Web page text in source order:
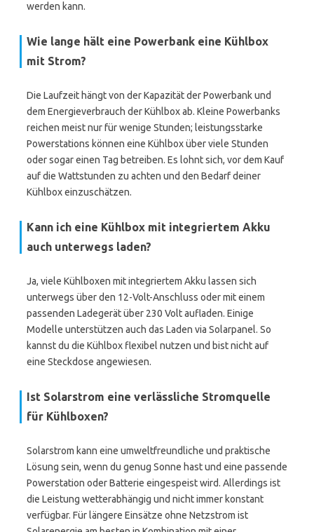
werden kann.
Wie lange hält eine Powerbank eine Kühlbox
mit Strom?
Die Laufzeit hängt von der Kapazität der Powerbank und
dem Energieverbrauch der Kühlbox ab. Kleine Powerbanks
reichen meist nur für wenige Stunden; leistungsstarke
Powerstations können eine Kühlbox über viele Stunden
oder sogar einen Tag betreiben. Es lohnt sich, vor dem Kauf
auf die Wattstunden zu achten und den Bedarf deiner
Kühlbox einzuschätzen.
Kann ich eine Kühlbox mit integriertem Akku
auch unterwegs laden?
Ja, viele Kühlboxen mit integriertem Akku lassen sich
unterwegs über den 12-Volt-Anschluss oder mit einem
passenden Ladegerät über 230 Volt aufladen. Einige
Modelle unterstützen auch das Laden via Solarpanel. So
kannst du die Kühlbox flexibel nutzen und bist nicht auf
eine Steckdose angewiesen.
Ist Solarstrom eine verlässliche Stromquelle
für Kühlboxen?
Solarstrom kann eine umweltfreundliche und praktische
Lösung sein, wenn du genug Sonne hast und eine passende
Powerstation oder Batterie eingespeist wird. Allerdings ist
die Leistung wetterabhängig und nicht immer konstant
verfügbar. Für längere Einsätze ohne Netzstrom ist